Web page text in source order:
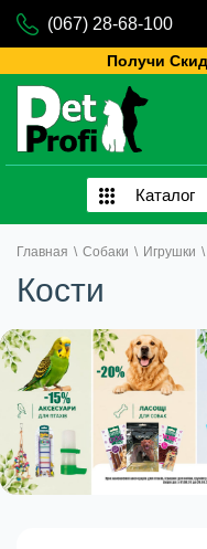
(067) 28-68-100
Получи
Каталог
Главная \ Собаки \ Игрушки \
Кости